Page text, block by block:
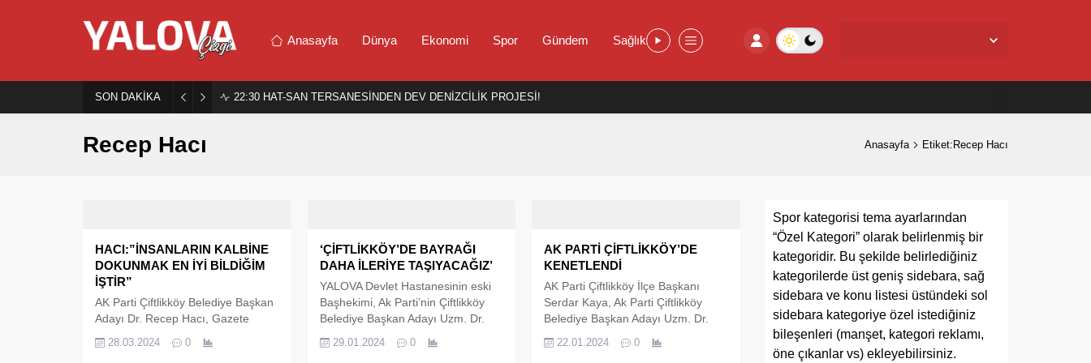
Anasayfa Dünya Ekonomi Spor Gündem Sağlık
SON DAKİKA 22:30 HAT-SAN TERSANESİNDEN DEV DENİZCİLİK PROJESİ!
Recep Hacı Anasayfa Etiket:Recep Hacı
HACI:”İNSANLARIN KALBİNE
DOKUNMAK EN İYİ BİLDİĞİM
İŞTİR”
AK Parti Çiftlikköy Belediye Başkan
Adayı Dr. Recep Hacı, Gazete
bulundu. Çiftlikköy’ü ilçe halkı ile
28.03.2024 0
‘ÇİFTLİKKÖY’DE BAYRAĞI
DAHA İLERİYE TAŞIYACAĞIZ’
YALOVA Devlet Hastanesinin eski
Başhekimi, Ak Parti’nin Çiftlikköy
Belediye Başkan Adayı Uzm. Dr.
olduğunu belirterek,’ En iyi bildiğim
29.01.2024 0
AK PARTİ ÇİFTLİKKÖY’DE
KENETLENDİ
AK Parti Çiftlikköy İlçe Başkanı
Serdar Kaya, Ak Parti Çiftlikköy
Belediye Başkan Adayı Uzm. Dr.
Belediye Başkanı Ali Murat
22.01.2024 0
Spor kategorisi tema ayarlarından
“Özel Kategori” olarak belirlenmiş bir
kategoridir. Bu şekilde belirlediğiniz
kategorilerde üst geniş sidebara, sağ
sidebara ve konu listesi üstündeki sol
sidebara kategoriye özel istediğiniz
bileşenleri (manşet, kategori reklamı,
öne çıkanlar vs) ekleyebilirsiniz.